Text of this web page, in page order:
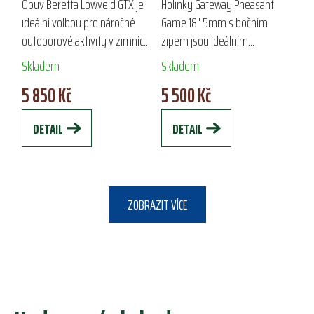
Obuv Beretta Lowveld GTX je
ideální volbou pro náročné
outdoorové aktivity v zimních
podmínkách. Vyrobena z
naolejované nubukové kůže, s
PU potaženými špičkami a
patami,...
Skladem
5 850 Kč
DETAIL
ZIPEM
Holinky Gateway Pheasant
Game 18" 5mm s bočním
zipem jsou ideálním
společníkem pro myslivce a
outdoorové nadšence. Svršek
z vulkanizovaného přírodního
kaučuku a neoprenová...
Skladem
5 500 Kč
DETAIL
ZOBRAZIT VÍCE